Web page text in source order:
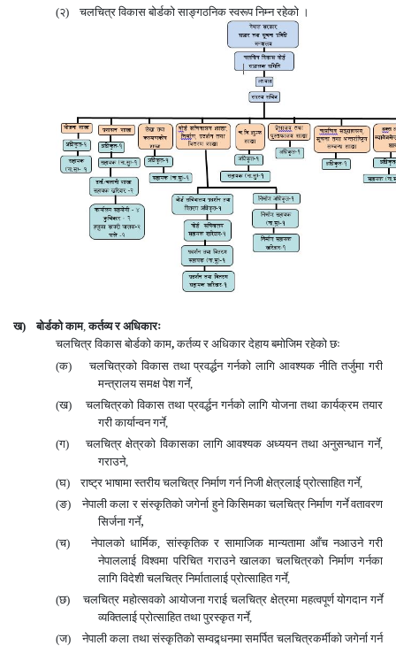
(२) चलचित्र विकास बोर्डको साङ्गठनिक स्वरूप निम्न रहेको ।
ख) बोर्डको काम,कर्तव्य र अधिकारः
चलचित्र विकास बोर्डको काम,कर्तव्य र अधिकार देहाय बमोजिम रहेको छः
(क) चलचित्रको विकास तथा प्रवर्द्धन गर्नको लागि आवश्यक नीति तर्जुमा गरी
मन्त्रालय समक्ष पेश गर्ने,
(ख) चलचित्रको विकास तथा प्रवर्द्धन गर्नको लागि योजना तथा कार्यक्रम तयार
गरी कार्यान्वन गर्ने,
(ग) चलचित्र क्षेत्रको विकासका लागि आवश्यक अध्ययन तथा अनुसन्धान गर्ने,
गराउने,
(घ) राष्ट्र भाषामा स्तरीय चलचित्र निर्माण गर्न निजी क्षेत्रलाई प्रोत्साहित गर्ने,
(ङ) नेपाली कला र संस्कृतिको जगेर्ना हुने किसिमका चलचित्र निर्माण गर्ने वतावरण
सिर्जना गर्ने,
(च) नेपालको धार्मिक ,सांस्कृतिक र सामाजिक मान्यतामा आँच नआउने गरी
नेपाललाई विश्वमा परिचित गराउने खालका चलचित्रको निर्माण गर्नका
लागि विदेशी चलचित्र निर्मातालाई प्रोत्साहित गर्ने,
(छ) चलचित्र महोत्सवको आयोजना गराई चलचित्र क्षेत्रमा महत्वपूर्ण योगदान गर्ने
व्यक्तिलाई प्रोत्साहित तथा पुरस्कृत गर्ने,
(ज) नेपाली कला तथा संस्कृतिको सम्वद्र्धनमा समर्पित चलचित्रकर्मीको जगेर्ना गर्न